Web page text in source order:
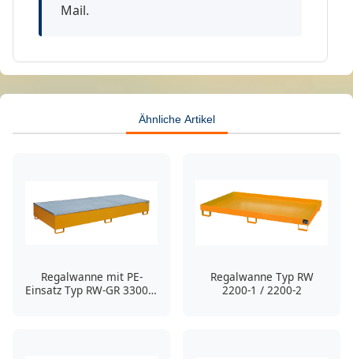
Mail.
Ähnliche Artikel
Regalwanne mit PE-
Einsatz Typ RW-GR 3300-3
Regalwanne Typ RW
2200-1 / 2200-2